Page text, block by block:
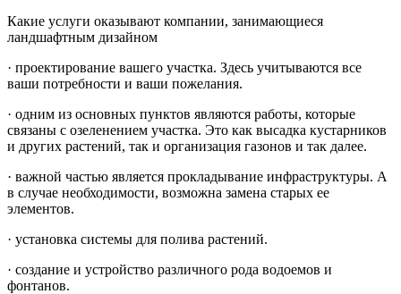
Какие услуги оказывают компании, занимающиеся
ландшафтным дизайном
· проектирование вашего участка. Здесь учитываются все
ваши потребности и ваши пожелания.
· одним из основных пунктов являются работы, которые
связаны с озеленением участка. Это как высадка кустарников
и других растений, так и организация газонов и так далее.
· важной частью является прокладывание инфраструктуры. А
в случае необходимости, возможна замена старых ее
элементов.
· установка системы для полива растений.
· создание и устройство различного рода водоемов и
фонтанов.